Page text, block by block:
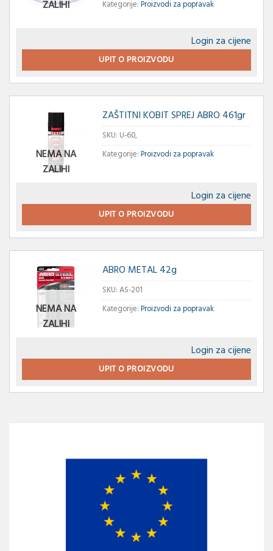
ZALIHI Kategorije:Proizvodi za popravak
Login za cijene
UPIT O PROIZVODU
NEMA NA
ZALIHI
ZAŠTITNI KOBIT SPREJ ABRO 461gr
SKU: U-60,
Kategorije:Proizvodi za popravak
Login za cijene
UPIT O PROIZVODU
NEMA NA
ZALIHI
ABRO METAL 42g
SKU:AS-201
Kategorije:Proizvodi za popravak
Login za cijene
UPIT O PROIZVODU